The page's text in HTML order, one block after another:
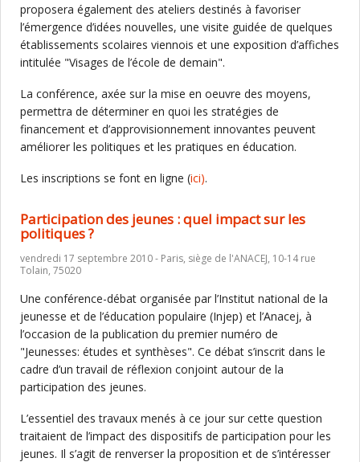
proposera également des ateliers destinés à favoriser
l’émergence d’idées nouvelles, une visite guidée de quelques
établissements scolaires viennois et une exposition d’affiches
intitulée "Visages de l’école de demain".
La conférence, axée sur la mise en oeuvre des moyens,
permettra de déterminer en quoi les stratégies de
financement et d’approvisionnement innovantes peuvent
améliorer les politiques et les pratiques en éducation.
Les inscriptions se font en ligne (ici).
Participation des jeunes : quel impact sur les
politiques ?
vendredi 17 septembre 2010 - Paris, siège de l'ANACEJ, 10-14 rue
Tolain, 75020
Une conférence-débat organisée par l’Institut national de la
jeunesse et de l’éducation populaire (Injep) et l’Anacej, à
l’occasion de la publication du premier numéro de
"Jeunesses: études et synthèses". Ce débat s’inscrit dans le
cadre d’un travail de réflexion conjoint autour de la
participation des jeunes.
L’essentiel des travaux menés à ce jour sur cette question
traitaient de l’impact des dispositifs de participation pour les
jeunes. Il s’agit de renverser la proposition et de s’intéresser